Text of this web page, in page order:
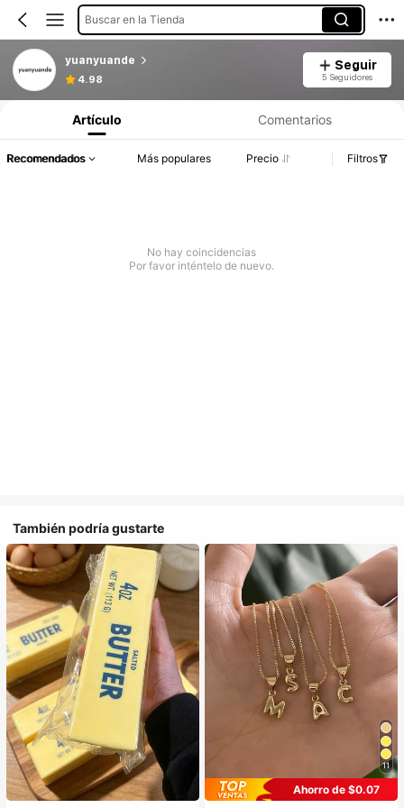
Buscar en la Tienda
yuanyuande
4.98
Seguir
5 Seguidores
Artículo Comentarios
Recomendados Más populares Precio Filtros
No hay coincidencias
Por favor inténtelo de nuevo.
También podría gustarte
11
Ahorro de $0.07